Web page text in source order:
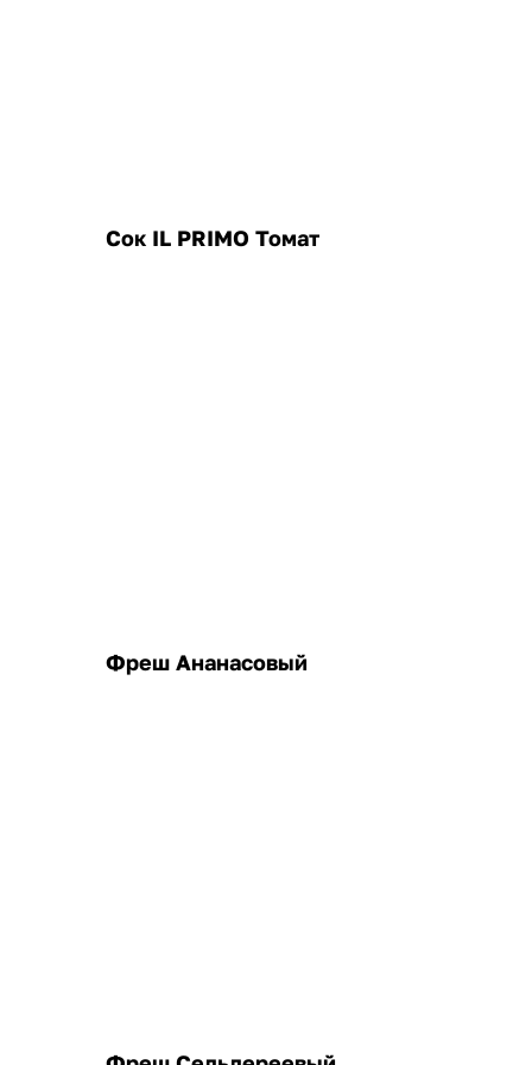
Сок IL PRIMO Томат
Фреш Ананасовый